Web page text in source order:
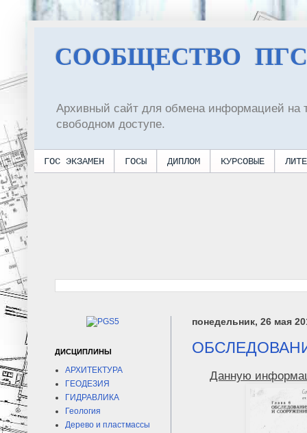
СООБЩЕСТВО ПГС
Архивный сайт для обмена информацией
свободном доступе.
ГОС ЭКЗАМЕН ГОСЫ ДИПЛОМ КУРСОВЫЕ
понедельник, 26 мая
Данную
ДИСЦИПЛИНЫ
АРХИТЕКТУРА
ГЕОДЕЗИЯ
ГИДРАВЛИКА
Геология
Дерево и пластмассы